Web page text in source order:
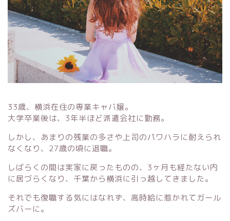
33歳、横浜在住の専業キャバ嬢。
大学卒業後は、3年半ほど派遣会社に勤務。
しかし、あまりの残業の多さや上司のパワハラに耐えられ
なくなり、27歳の頃に退職。
しばらくの間は実家に戻ったものの、3ヶ月も経たない内
に居づらくなり、千葉から横浜に引っ越してきました。
それでも復職する気にはなれず、高時給に惹かれてガール
ズバーに。